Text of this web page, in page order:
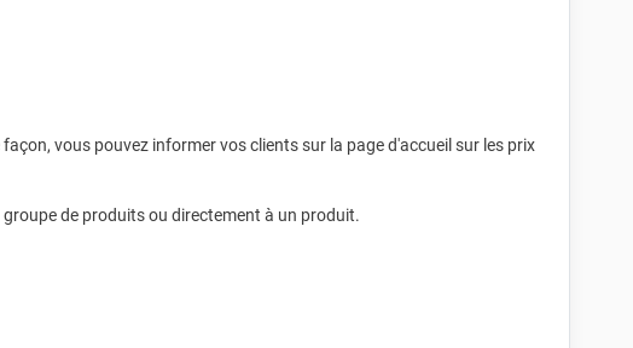
vous pouvez informer vos clients sur la page d'accueil sur les prix
de produits ou directement à un produit.